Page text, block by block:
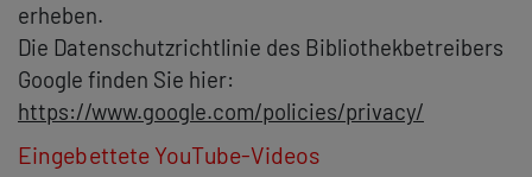
erheben.
Die Datenschutzrichtlinie des Bibliothekbetreibers
Google finden Sie hier:
https://www.google.com/policies/privacy/
Eingebettete YouTube-Videos